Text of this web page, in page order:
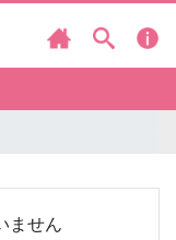
ません